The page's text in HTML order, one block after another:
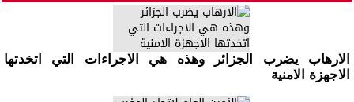
الارهاب يضرب الجزائر وهذه هي الاجراءات التي اتخدتها
الاجهزة الامنية